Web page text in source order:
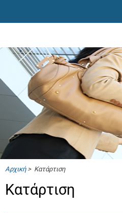
Αρχική> Κατάρτιση
Κατάρτιση